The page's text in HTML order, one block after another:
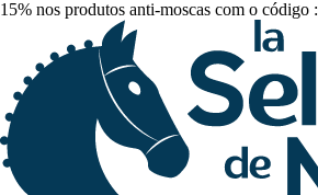
15% nos produtos anti-moscas com o código :